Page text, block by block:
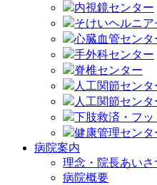
内視鏡センター
そけいヘルニア
心臓血管センタ
手外科センター
脊椎センター
人工関節センタ
人工関節センタ
下肢救済・フ
健康管理センタ
病院案内
理念・院長あいさ
病院概要